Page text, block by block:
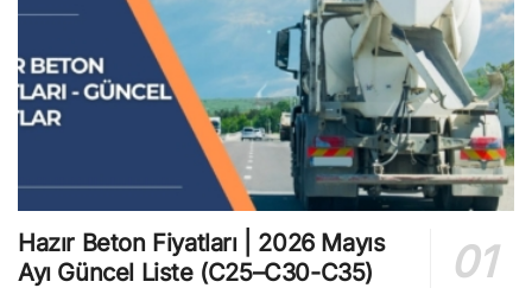
Hazır Beton Fiyatları | 2026 Mayıs
Ayı Güncel Liste (C25–C30-C35)